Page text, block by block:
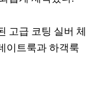
고급 코팅 실버 체
이트룩과 하객룩